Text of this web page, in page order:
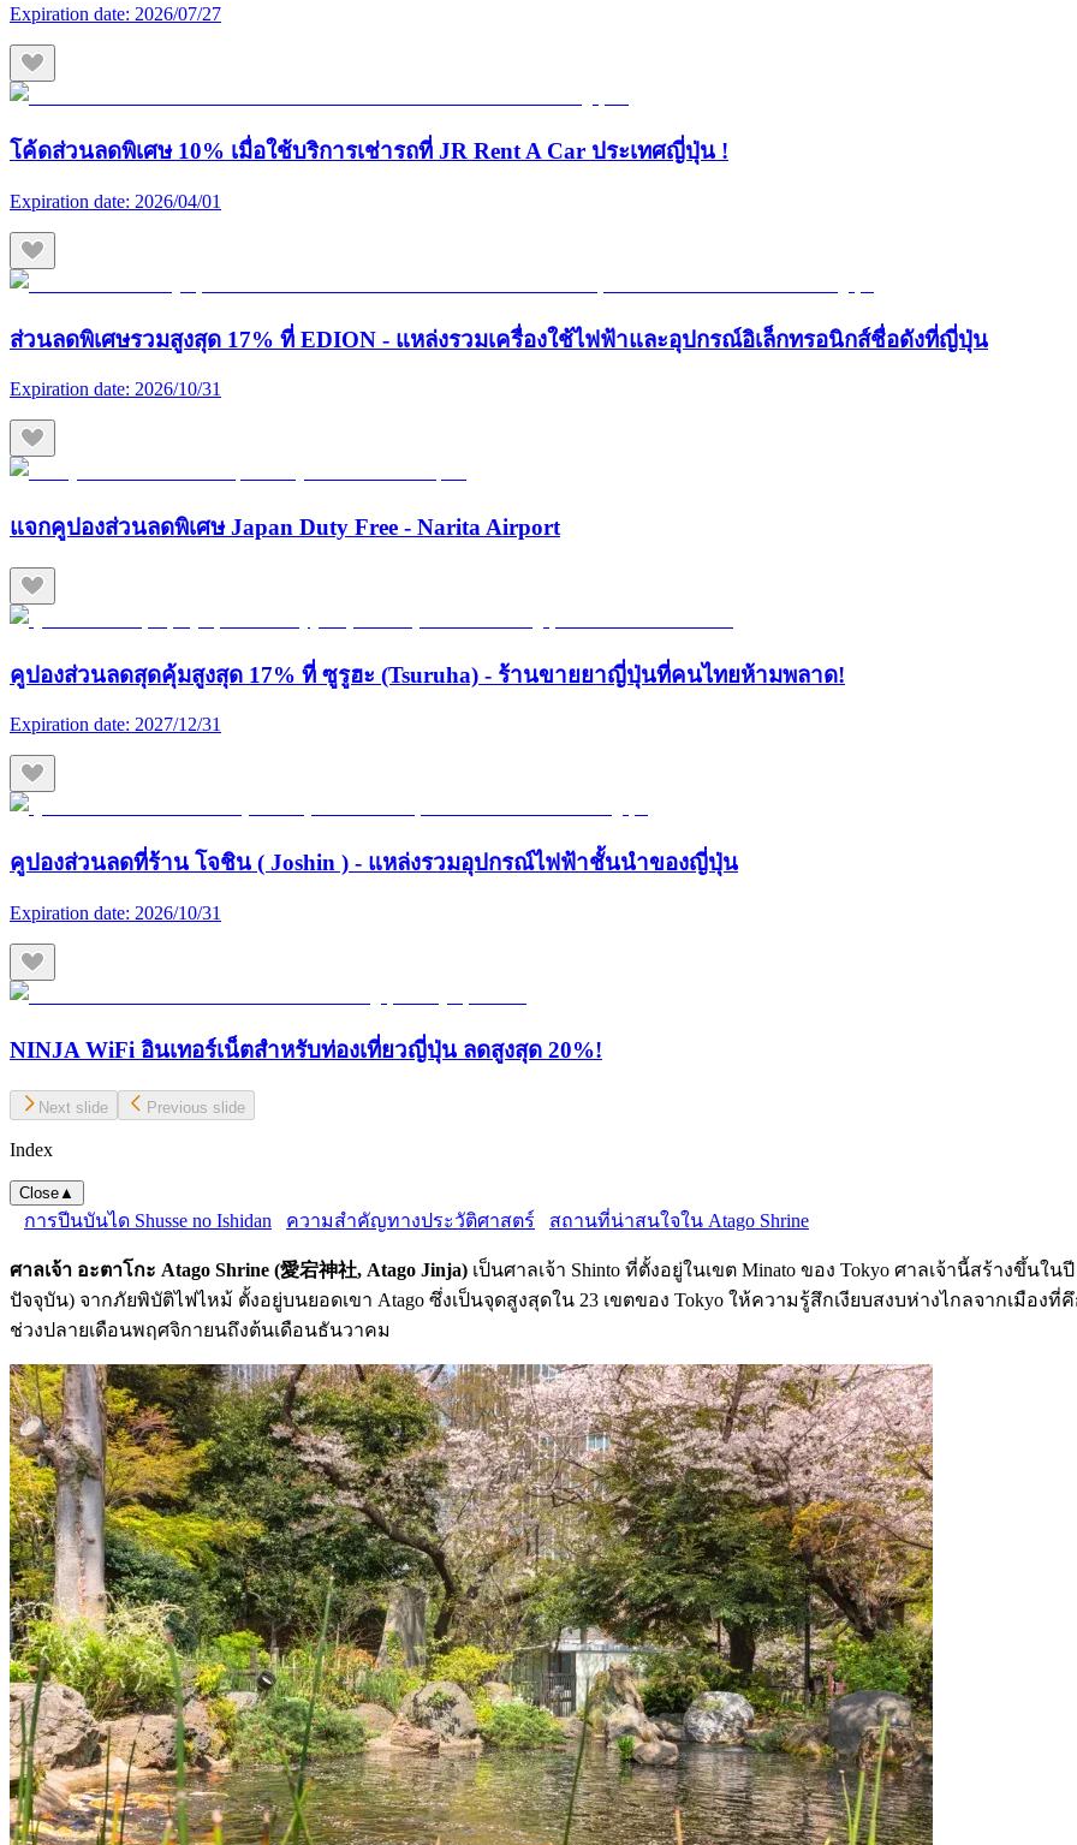
Expiration date: 2026/07/27
โค้ดส่วนลดพิเศษ 10% เมื่อใช้บริการเช่ารถที่ JR Rent A Car ประเทศญี่ปุ่น !
Expiration date: 2026/04/01
ส่วนลดพิเศษรวมสูงสุด 17% ที่ EDION - แหล่งรวมเครื่องใช้ไฟฟ้าและอุปกรณ์อิเล็กทรอนิกส์ชื่อดังที่ญี่ปุ่น
Expiration date: 2026/10/31
แจกคูปองส่วนลดพิเศษ Japan Duty Free - Narita Airport
คูปองส่วนลดสุดคุ้มสูงสุด 17% ที่ ซูรูฮะ (Tsuruha) - ร้านขายยาญี่ปุ่นที่คนไทยห้ามพลาด!
Expiration date: 2027/12/31
คูปองส่วนลดที่ร้าน โจชิน ( Joshin ) - แหล่งรวมอุปกรณ์ไฟฟ้าชั้นนำของญี่ปุ่น
Expiration date: 2026/10/31
NINJA WiFi อินเทอร์เน็ตสำหรับท่องเที่ยวญี่ปุ่น ลดสูงสุด 20%!
Next slide Previous slide
Index
Close▲
การปีนบันได Shusse no Ishidan ความสำคัญทางประวัติศาสตร์ สถานที่น่าสนใจใน Atago Shrine
ศาลเจ้า อะตาโกะ Atago Shrine (愛宕神社, Atago Jinja) เป็นศาลเจ้า Shinto ที่ตั้งอยู่ในเขต Minato ของ Tokyo ศาลเจ้านี้สร้างขึ้นใน
ปัจจุบัน) จากภัยพิบัติไฟไหม้ ตั้งอยู่บนยอดเขา Atago ซึ่งเป็นจุดสูงสุดใน 23 เขตของ Tokyo ให้ความรู้สึกเงียบสงบห่างไกลจากเมือง
ช่วงปลายเดือนพฤศจิกายนถึงต้นเดือนธันวาคม